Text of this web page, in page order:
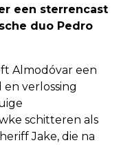
een sterrencast
duo Pedro
Almodóvar een
en verlossing
schitteren als
Jake, die na